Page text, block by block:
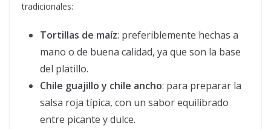
tradicionales:
Tortillas de maíz: preferiblemente hechas a
mano o de buena calidad, ya que son la base
del platillo.
Chile guajillo y chile ancho: para preparar la
salsa roja típica, con un sabor equilibrado
entre picante y dulce.